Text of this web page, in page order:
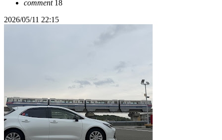
comment18
2026/05/11 22:15